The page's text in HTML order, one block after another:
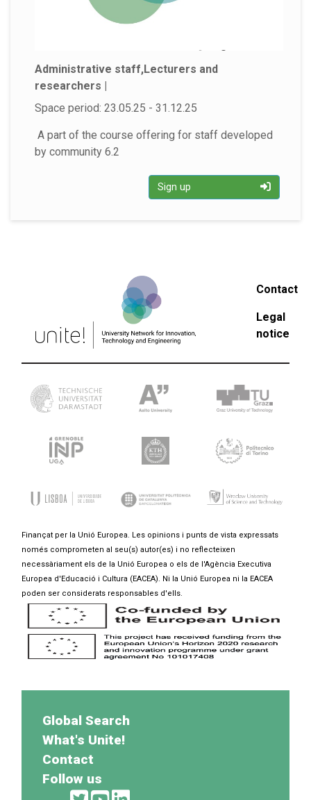
Administrative staff,Lecturers and
researchers |
Space period: 23.05.25 - 31.12.25
A part of the course offering for staff developed
by community 6.2
Sign up
Contact
Legal
notice
Finançat per la Unió Europea. Les opinions i punts de vista expressats
només comprometen al seu(s) autor(es) i no reflecteixen
necessàriament els de la Unió Europea o els de l'Agència Executiva
Europea d'Educació i Cultura (EACEA). Ni la Unió Europea ni la EACEA
poden ser considerats responsables d'ells.
Global Search
What's Unite!
Contact
Follow us